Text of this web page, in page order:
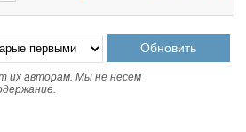
их авторам. Мы не несем